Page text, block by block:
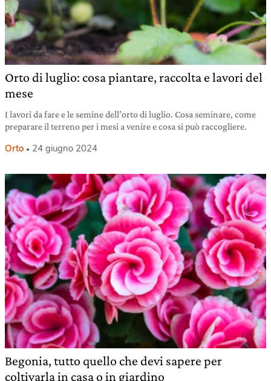
Orto di luglio: cosa piantare, raccolta e lavori del
mese
I lavori da fare e le semine dell’orto di luglio. Cosa seminare, come
preparare il terreno per i mesi a venire e cosa si può raccogliere.
Orto 24 giugno 2024
Begonia, tutto quello che devi sapere per
coltivarla in casa o in giardino